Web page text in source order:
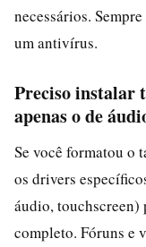
necessários.
um antivírus.
Preciso instalar
apenas o de
Se você formatou o
os drivers
áudio,
completo. Fóruns e